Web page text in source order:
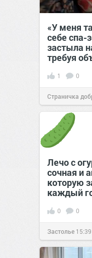
«У меня
себе спа-
застыла
требуя
1 0
Страничка
позитива! 00:28
Лечо с
сочная и
которую
каждый
0 0
Застолье 15:39